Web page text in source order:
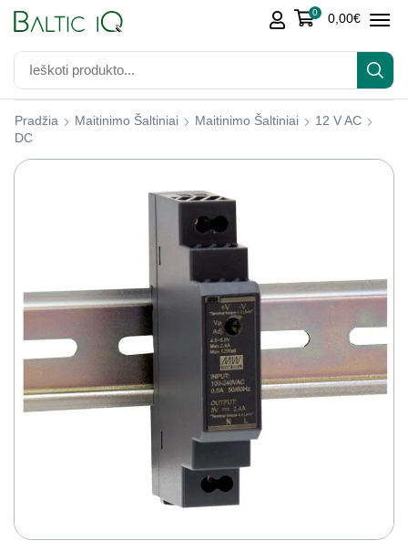
0 0,00€
Pradžia Maitinimo Šaltiniai Maitinimo Šaltiniai
12 V AC
DC